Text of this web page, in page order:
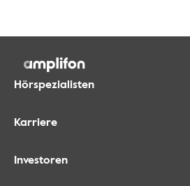
Hörspezialisten
Karriere
Investoren